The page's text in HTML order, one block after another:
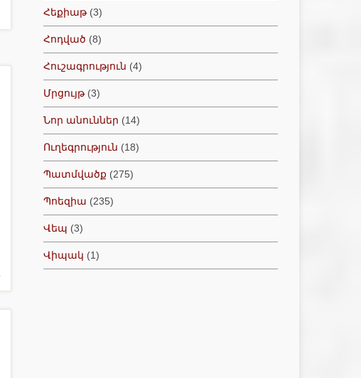
Հեքիաթ(3)
Հոդված (8)
Հուշագրություն (4)
Մրցույթ(3)
Նոր անուններ (14)
Ուղեգրություն (18)
Պատմվածք (275)
Պոեզիա (235)
Վեպ (3)
Վիպակ (1)